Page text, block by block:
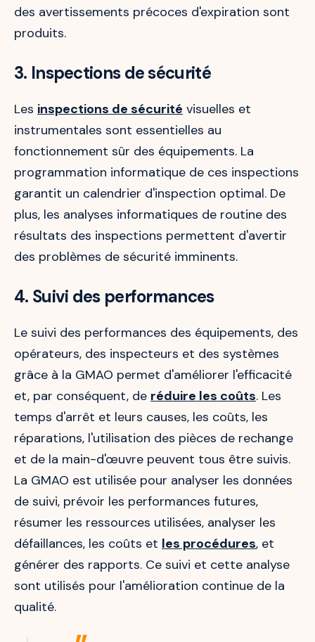
des avertissements précoces d'expiration sont
produits.
3. Inspections de sécurité
Les inspections de sécurité visuelles et
instrumentales sont essentielles au
fonctionnement sûr des équipements. La
programmation informatique de ces inspections
garantit un calendrier d'inspection optimal. De
plus, les analyses informatiques de routine des
résultats des inspections permettent d'avertir
des problèmes de sécurité imminents.
4. Suivi des performances
Le suivi des performances des équipements, des
opérateurs, des inspecteurs et des systèmes
grâce à la GMAO permet d'améliorer l'efficacité
et, par conséquent, de réduire les coûts. Les
temps d'arrêt et leurs causes, les coûts, les
réparations, l'utilisation des pièces de rechange
et de la main-d'œuvre peuvent tous être suivis.
La GMAO est utilisée pour analyser les données
de suivi, prévoir les performances futures,
résumer les ressources utilisées, analyser les
défaillances, les coûts et les procédures, et
générer des rapports. Ce suivi et cette analyse
sont utilisés pour l'amélioration continue de la
qualité.